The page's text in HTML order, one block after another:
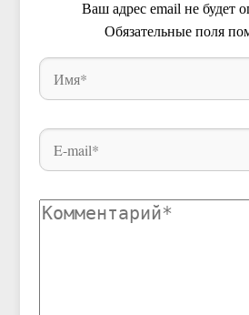
Ваш адрес email не будет
Обязательные поля